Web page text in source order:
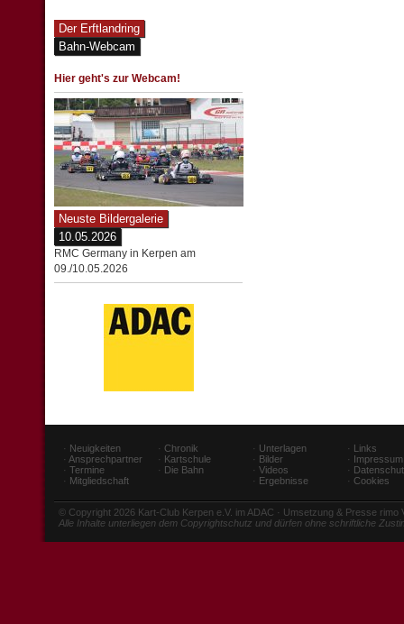
Der Erftlandring
Bahn-Webcam
Hier geht's zur Webcam!
Neuste Bildergalerie
10.05.2026
RMC Germany in Kerpen am
09./10.05.2026
· Neuigkeiten
· Ansprechpartner
· Termine
· Mitgliedschaft
· Chronik
· Kartschule
· Die Bahn
· Unterlagen
· Bilder
· Videos
· Ergebnisse
· Links
· Impressum
·
· Cookies
© Copyright 2026 Kart-Club Kerpen e.V. im ADAC · Umsetzung & Presse rimo
Alle Inhalte unterliegen dem Copyrightschutz und dürfen ohne schriftliche